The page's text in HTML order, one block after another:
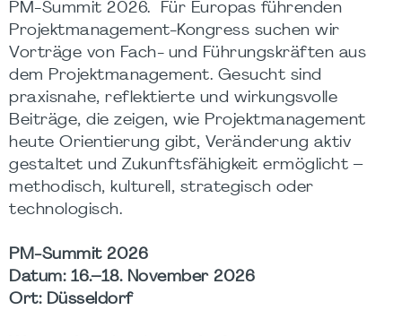
PM-Summit 2026.
Für Europas führenden
Projektmanagement-Kongress suchen wir
Vorträge von Fach- und Führungskräften aus
dem Projektmanagement. Gesucht sind
praxisnahe, reflektierte und wirkungsvolle
Beiträge, die zeigen, wie Projektmanagement
heute Orientierung gibt, Veränderung aktiv
gestaltet und Zukunftsfähigkeit ermöglicht –
methodisch, kulturell, strategisch oder
technologisch.
PM-Summit 2026
Datum: 16.–18. November 2026
Ort: Düsseldorf